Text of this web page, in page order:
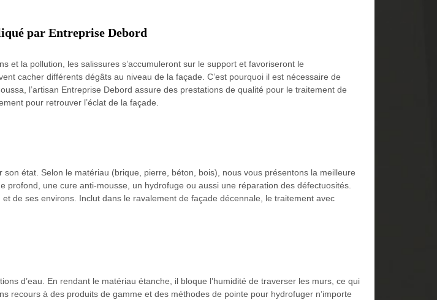
par Entreprise Debord
et la pollution, les salissures s’accumuleront sur le support et favoriseront le
cacher différents dégâts au niveau de la façade. C’est pourquoi il est nécessaire de
l’artisan Entreprise Debord assure des prestations de qualité pour le traitement de
pour retrouver l’éclat de la façade.
état. Selon le matériau (brique, pierre, béton, bois), nous vous présentons la meilleure
une cure anti-mousse, un hydrofuge ou aussi une réparation des défectuosités.
de ses environs. Inclut dans le ravalement de façade décennale, le traitement avec
d’eau. En rendant le matériau étanche, il bloque l’humidité de traverser les murs, ce qui
recours à des produits de gamme et des méthodes de pointe pour hydrofuger n’importe